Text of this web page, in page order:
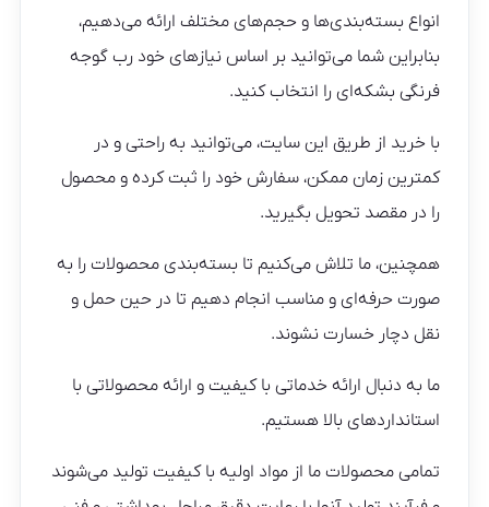
انواع بسته‌بندی‌ها و حجم‌های مختلف ارائه می‌دهیم،
بنابراین شما می‌توانید بر اساس نیازهای خود رب گوجه
فرنگی بشکه‌ای را انتخاب کنید.
با خرید از طریق این سایت، می‌توانید به راحتی و در
کمترین زمان ممکن، سفارش خود را ثبت کرده و محصول
را در مقصد تحویل بگیرید.
همچنین، ما تلاش می‌کنیم تا بسته‌بندی محصولات را به
صورت حرفه‌ای و مناسب انجام دهیم تا در حین حمل و
نقل دچار خسارت نشوند.
ما به دنبال ارائه خدماتی با کیفیت و ارائه محصولاتی با
استانداردهای بالا هستیم.
تمامی محصولات ما از مواد اولیه با کیفیت تولید می‌شوند